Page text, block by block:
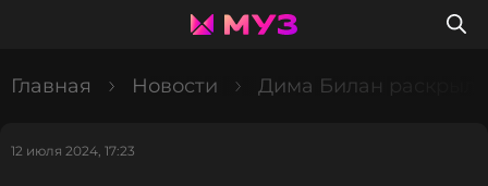
Главная Новости Дима Билан раскрыл
12 июля 2024, 17:23